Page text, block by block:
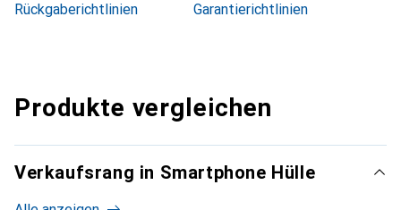
Rückgaberichtlinien
Garantierichtlinien
Produkte vergleichen
Verkaufsrang in Smartphone Hülle